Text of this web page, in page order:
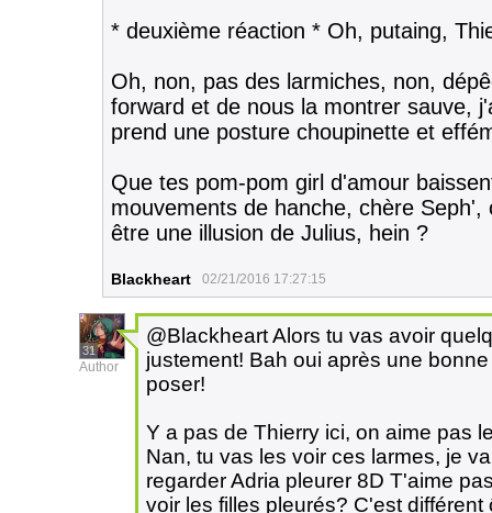
* deuxième réaction * Oh, putaing,
Oh, non, pas des larmiches, non,
forward et de nous la montrer sauve,
prend une posture choupinette et
Que tes pom-pom girl d'amour
mouvements de hanche, chère
être une illusion de Julius, hein ?
Blackheart 02/21/2016 17:27:15
31
Author
@Blackheart Alors tu vas avoir
justement! Bah oui après une
poser!
Y a pas de Thierry ici, on aime pas
Nan, tu vas les voir ces larmes, je
regarder Adria pleurer 8D T'aime
voir les filles pleurés? C'est différent